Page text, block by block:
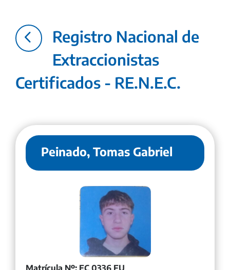
4
Registro Nacional de
Extraccionistas
Certificados - RE.N.E.C.
Peinado, Tomas Gabriel
Matrícula Nº: EC 0336 FU